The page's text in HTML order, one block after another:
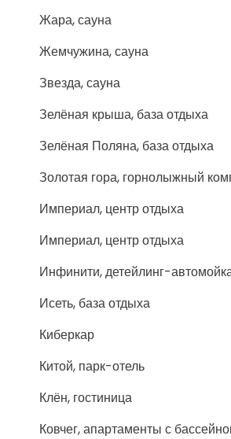
Жара, сауна
Жемчужина, сауна
Звезда, сауна
Зелёная крыша, база отдыха
Зелёная Поляна, база отдыха
Золотая гора, горнолыжный
Империал, центр отдыха
Империал, центр отдыха
Инфинити, детейлинг-
Исеть, база отдыха
Киберкар
Китой, парк-отель
Клён, гостиница
Ковчег, апартаменты с